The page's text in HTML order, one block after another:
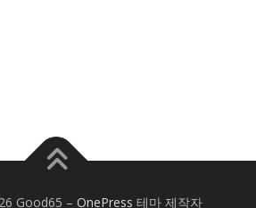
Good65 – OnePress 테마 제작자